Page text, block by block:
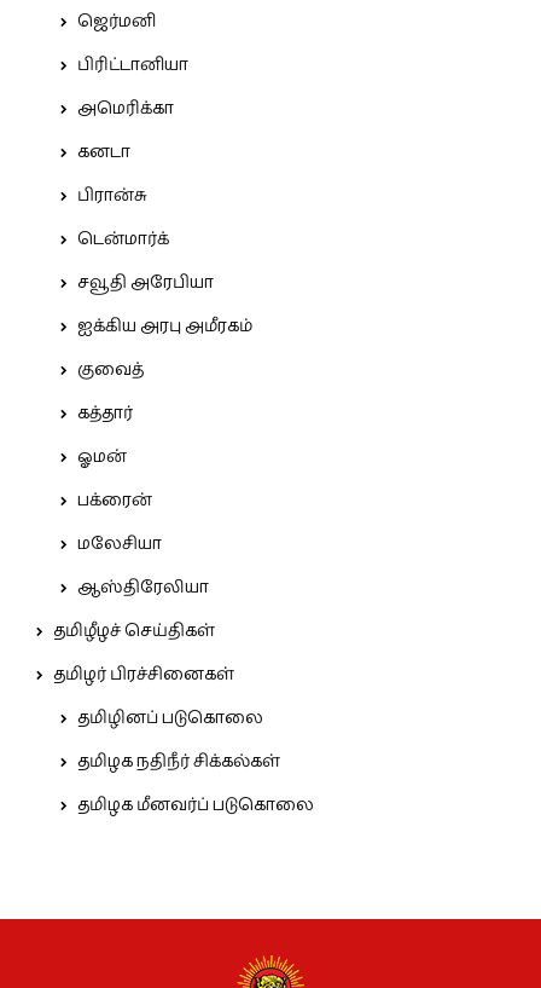
ஜெர்மனி
பிரிட்டானியா
அமெரிக்கா
கனடா
பிரான்சு
டென்மார்க்
சவூதி அரேபியா
ஐக்கிய அரபு அமீரகம்
குவைத்
கத்தார்
ஓமன்
பக்ரைன்
மலேசியா
ஆஸ்திரேலியா
தமிழீழச் செய்திகள்
தமிழர் பிரச்சினைகள்
தமிழினப் படுகொலை
தமிழக நதிநீர் சிக்கல்கள்
தமிழக மீனவர்ப் படுகொலை